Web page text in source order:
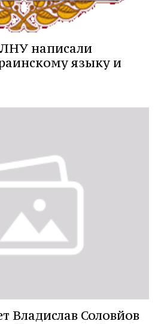
написали
языку и
Владислав Соловйов